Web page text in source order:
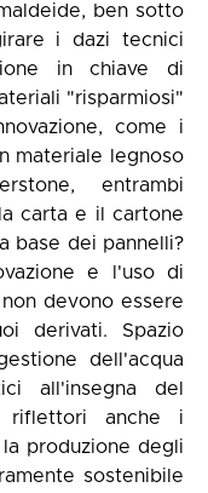
ben sotto
i dazi tecnici
in chiave di
"risparmiosi"
come i
materiale legnoso
entrambi
carta e il cartone
base dei pannelli?
e l'uso di
devono essere
derivati. Spazio
dell'acqua
all'insegna del
riflettori anche i
produzione degli
sostenibile